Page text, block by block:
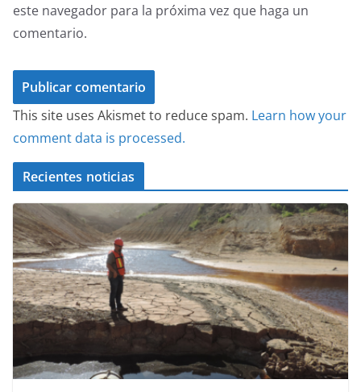
este navegador para la próxima vez que haga un
comentario.
This site uses Akismet to reduce spam. Learn how your
comment data is processed.
Recientes noticias